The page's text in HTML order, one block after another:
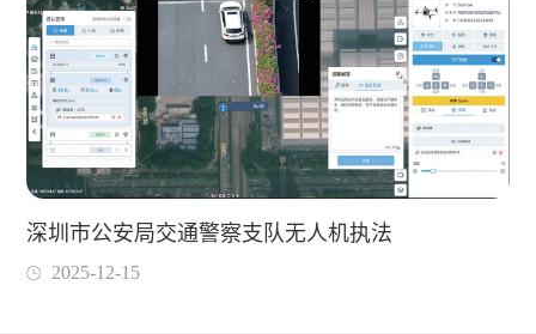
深圳市公安局交通警察支队无人机执法
2025-12-15